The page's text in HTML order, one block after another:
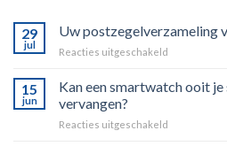
29
jul
Uw postzegelverzameling
Reacties uitgeschakeld
verkopen
15
jun
Kan een smartwatch ooit
vervangen?
Reacties uitgeschakeld